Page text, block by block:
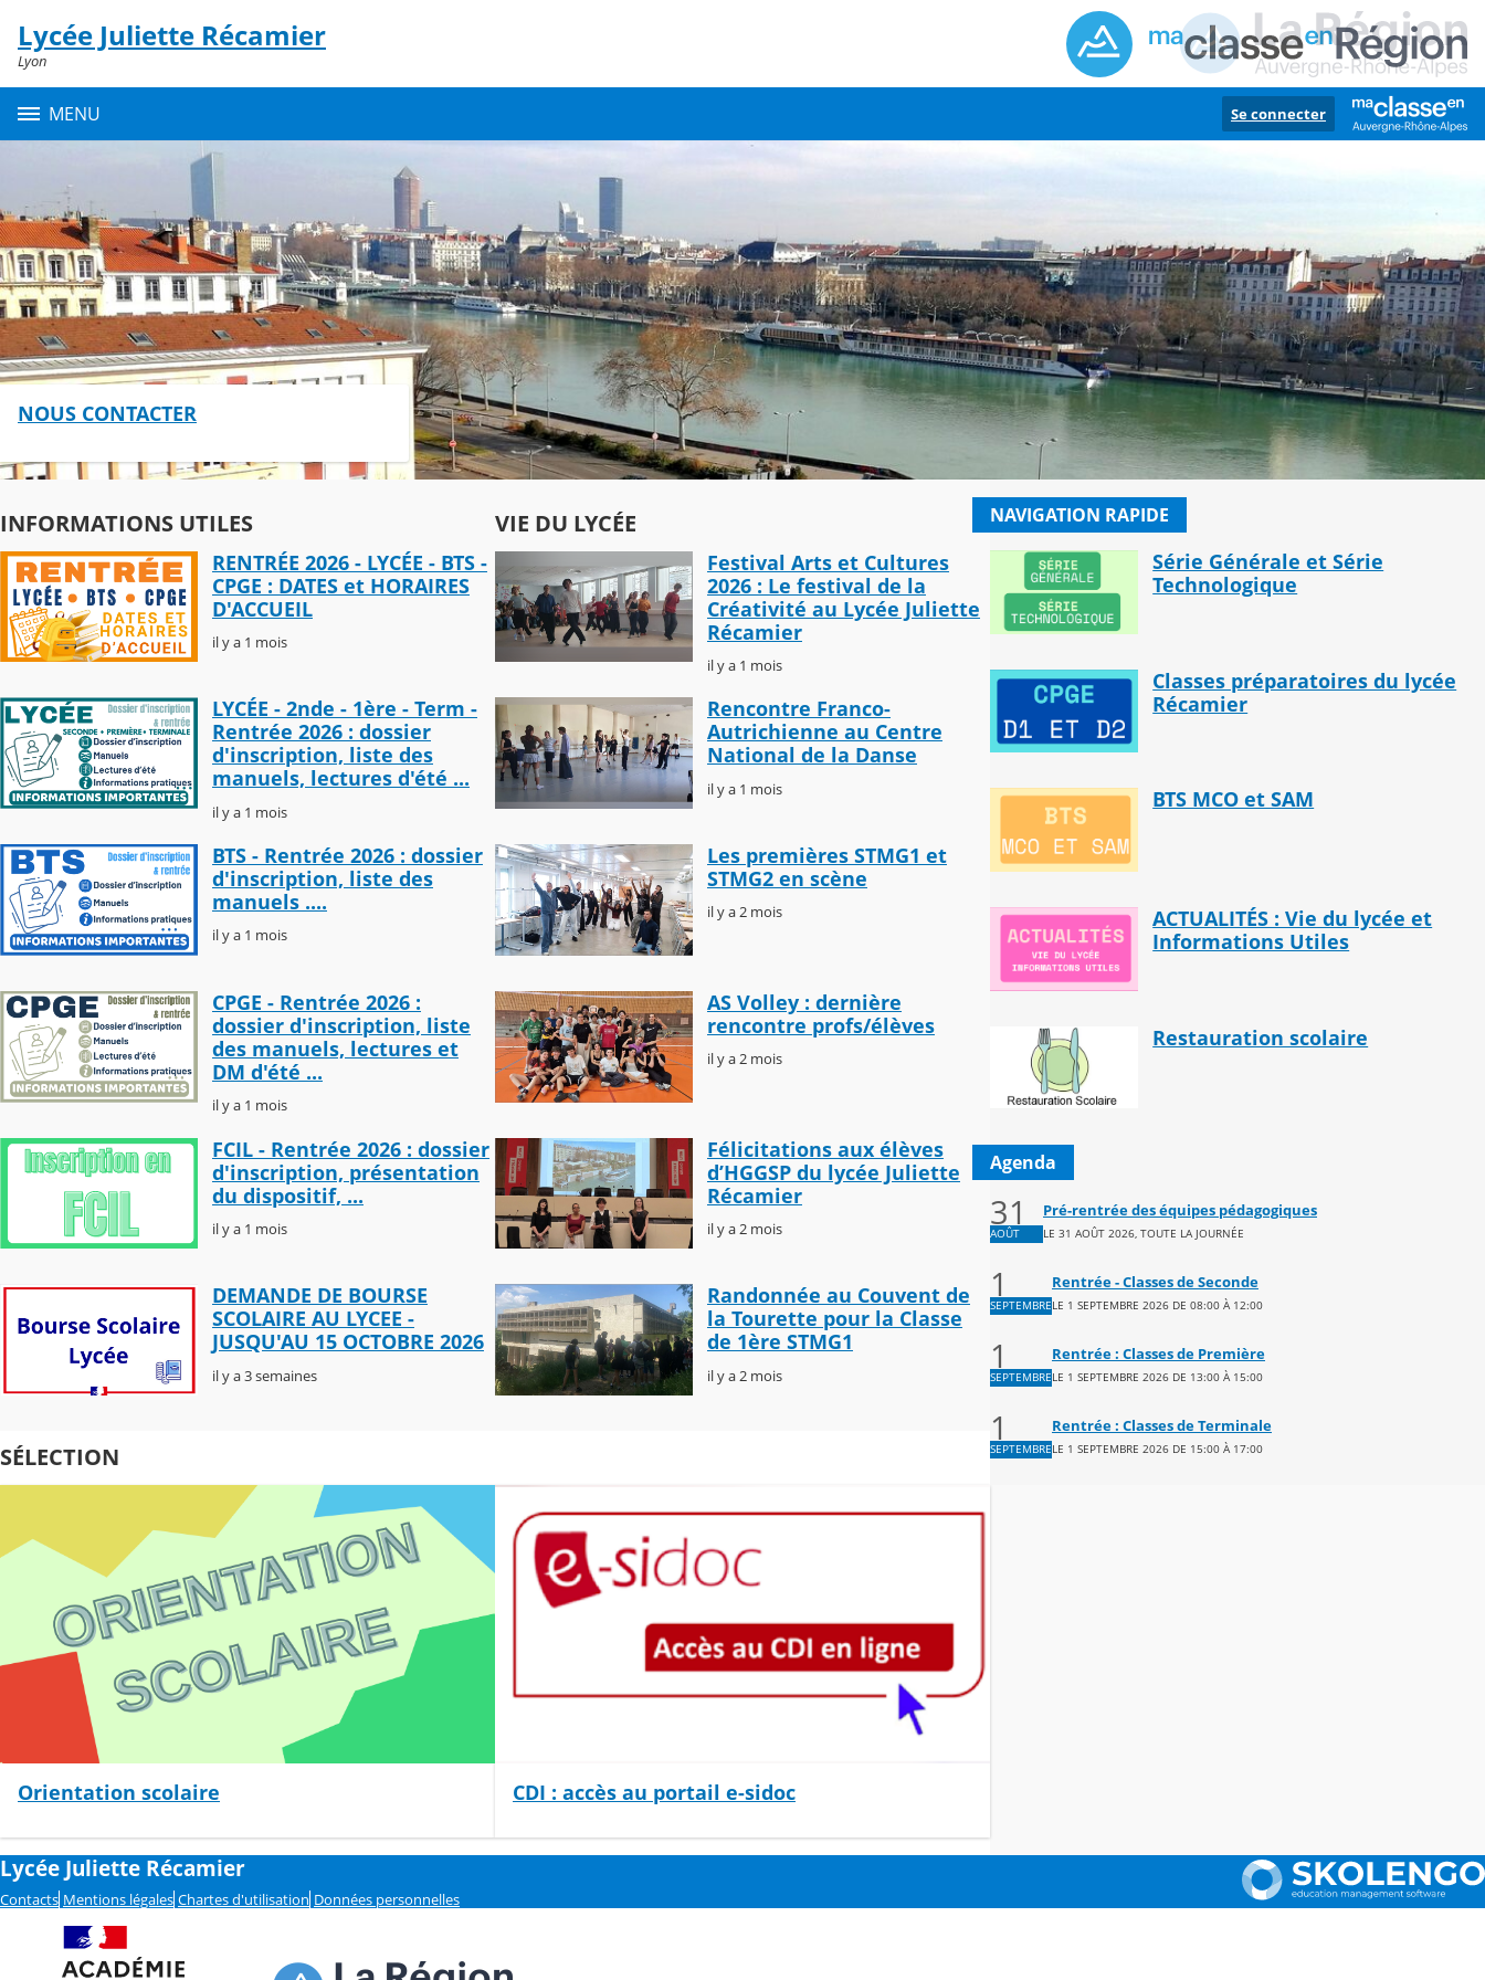
Contenu
Lycée Juliette Récamier
Lyon
MENU Se connecter
NOUS CONTACTER
INFORMATIONS UTILES
RENTRÉE 2026 - LYCÉE - BTS -
CPGE : DATES et HORAIRES
D'ACCUEIL
il y a 1 mois
LYCÉE - 2nde - 1ère - Term -
Rentrée 2026 : dossier
d'inscription, liste des
manuels, lectures d'été ...
il y a 1 mois
BTS - Rentrée 2026 : dossier
d'inscription, liste des
manuels ....
il y a 1 mois
CPGE - Rentrée 2026 :
dossier d'inscription, liste
des manuels, lectures et
DM d'été ...
il y a 1 mois
FCIL - Rentrée 2026 : dossier
d'inscription, présentation
du dispositif, ...
il y a 1 mois
DEMANDE DE BOURSE
SCOLAIRE AU LYCEE -
JUSQU'AU 15 OCTOBRE 2026
il y a 3 semaines
VIE DU LYCÉE
Festival Arts et Cultures
2026 : Le festival de la
Créativité au Lycée Juliette
Récamier
il y a 1 mois
Rencontre Franco-
Autrichienne au Centre
National de la Danse
il y a 1 mois
Les premières STMG1 et
STMG2 en scène
il y a 2 mois
AS Volley : dernière
rencontre profs/élèves
il y a 2 mois
Félicitations aux élèves
d’HGGSP du lycée Juliette
Récamier
il y a 2 mois
Randonnée au Couvent de
la Tourette pour la Classe
de 1ère STMG1
il y a 2 mois
SÉLECTION
Orientation scolaire CDI : accès au portail e-sidoc
NAVIGATION RAPIDE
Série Générale et Série
Technologique
Classes préparatoires du lycée
Récamier
BTS MCO et SAM
ACTUALITÉS : Vie du lycée et
Informations Utiles
Restauration scolaire
Agenda
31
AOÛT
Pré-rentrée des équipes pédagogiques
LE 31 AOÛT 2026, TOUTE LA JOURNÉE
1
SEPTEMBRE
Rentrée - Classes de Seconde
LE 1 SEPTEMBRE 2026 DE 08:00 À 12:00
1
SEPTEMBRE
Rentrée : Classes de Première
LE 1 SEPTEMBRE 2026 DE 13:00 À 15:00
1
SEPTEMBRE
Rentrée : Classes de Terminale
LE 1 SEPTEMBRE 2026 DE 15:00 À 17:00
Lycée Juliette Récamier
Contacts Mentions légales Chartes d'utilisation Données personnelles